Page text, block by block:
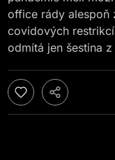
office rády alespoň
covidových
odmítá jen šestina